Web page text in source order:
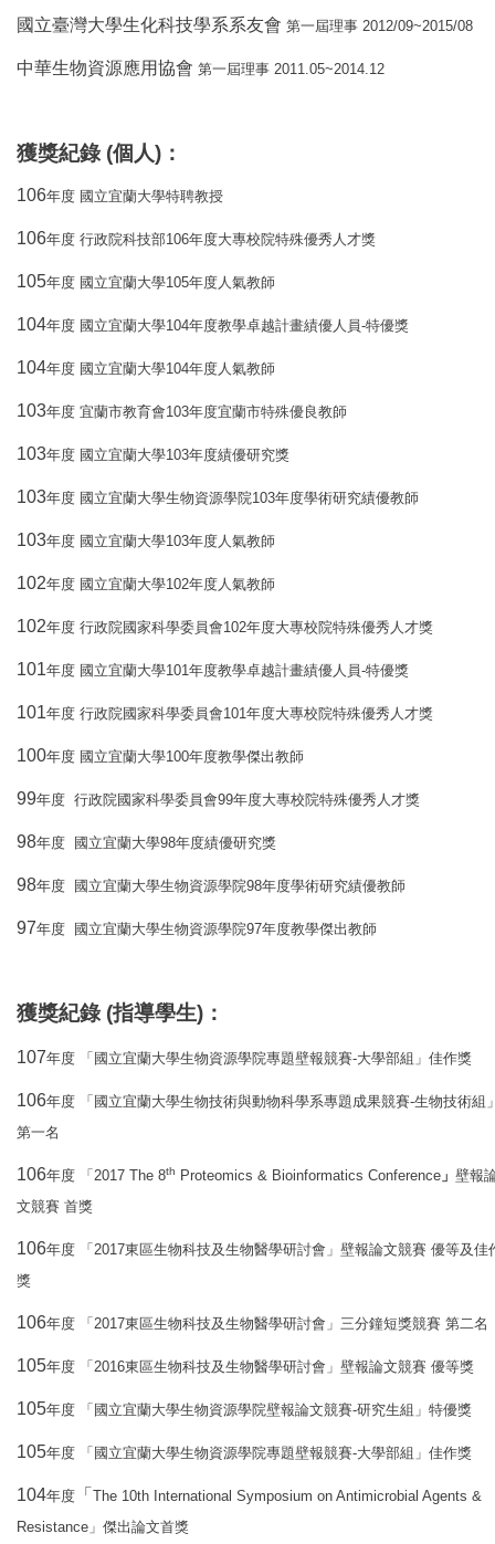
國立臺灣大學生化科技學系系友會 第一屆理事 2012/09~2015/08
中華生物資源應用協會 第一屆理事 2011.05~2014.12
獲獎紀錄(個人) ：
106年度 國立宜蘭大學特聘教授
106年度 行政院科技部106年度大專校院特殊優秀人才獎
105年度 國立宜蘭大學105年度人氣教師
104年度 國立宜蘭大學104年度教學卓越計畫績優人員-特優獎
104年度 國立宜蘭大學104年度人氣教師
103年度 宜蘭市教育會103年度宜蘭市特殊優良教師
103年度 國立宜蘭大學103年度績優研究獎
103年度 國立宜蘭大學生物資源學院103年度學術研究績優教師
103年度 國立宜蘭大學103年度人氣教師
102年度 國立宜蘭大學102年度人氣教師
102年度 行政院國家科學委員會102年度大專校院特殊優秀人才獎
101年度 國立宜蘭大學101 年度教學卓越計畫績優人員-特優獎
101年度 行政院國家科學委員會101 年度大專校院特殊優秀人才獎
100年度 國立宜蘭大學100年度教學傑出教師
99年度 行政院國家科學委員會99年度大專校院特殊優秀人才獎
98年度 國立宜蘭大學98年度績優研究獎
98年度 國立宜蘭大學生物資源學院98年度學術研究績優教師
97年度 國立宜蘭大學生物資源學院97年度教學傑出教師
獲獎紀錄(指導學生) ：
107年度 「國立宜蘭大學生物資源學院專題壁報競賽-大學部組」佳作獎
106年度 「國立宜蘭大學生物技術與動物科學系專題成果競賽-生物技術組
第一名
106年度 「 2017 The 8th Proteomics & Bioinformatics Conference 」 壁報
文競賽 首獎
106年度 「 2017東區生物科技及生物醫學研討會」壁報論文競賽 優等及佳
獎
106年度 「 2017東區生物科技及生物醫學研討會」三分鐘短獎競賽 第二名
105年度 「 2016東區生物科技及生物醫學研討會」壁報論文競賽 優等獎
105年度 「國立宜蘭大學生物資源學院壁報論文競賽-研究生組」特優獎
105年度 「國立宜蘭大學生物資源學院專題壁報競賽-大學部組」佳作獎
104年度 「 The 10th International Symposium on Antimicrobial Agents &
Resistance 」傑出論文首獎